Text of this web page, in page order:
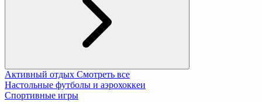
Активный отдых Смотреть все
Настольные футболы и аэрохоккеи
Спортивные игры